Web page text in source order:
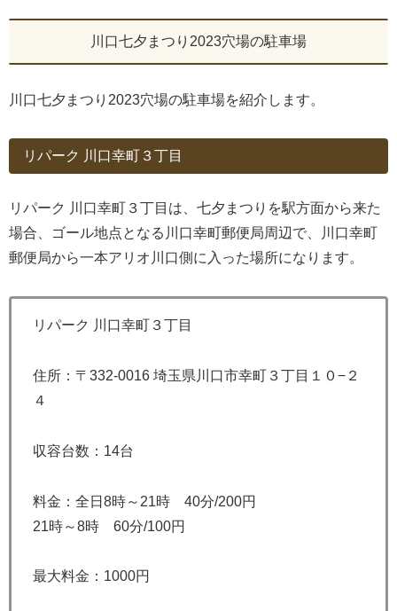
川口七夕まつり2023穴場の駐車場
川口七夕まつり2023穴場の駐車場を紹介します。
リパーク 川口幸町３丁目
リパーク 川口幸町３丁目は、七夕まつりを駅方面から来た
場合、ゴール地点となる川口幸町郵便局周辺で、川口幸町
郵便局から一本アリオ川口側に入った場所になります。
リパーク 川口幸町３丁目
住所：〒332-0016 埼玉県川口市幸町３丁目１０−２
４
収容台数：14台
料金：全日8時～21時 40分/200円
21時～8時 60分/100円
最大料金：1000円